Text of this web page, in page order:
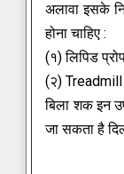
अलावा इसके
होना चाहिए :
(१) लिपिड
(२)
बिला शक इन
जा सकता है